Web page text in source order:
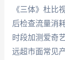
《三体》杜比
后检查流量消
时段加测爱奇
远超市面常见